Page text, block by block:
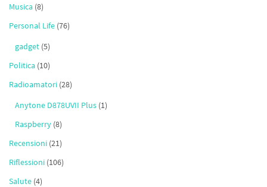
Musica (8)
Personal Life (76)
gadget (5)
Politica (10)
Radioamatori (28)
Anytone D878UVII Plus (1)
Raspberry (8)
Recensioni (21)
Riflessioni (106)
Salute (4)